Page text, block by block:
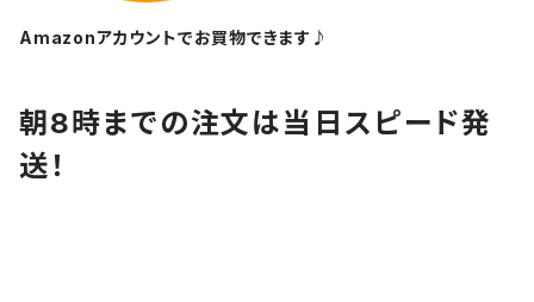
Amazonアカウントでお買物できます♪
朝8時までの注文は当日スピード発
送！